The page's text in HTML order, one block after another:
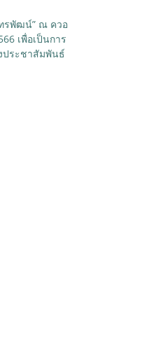
รพัฒน์” ณ ควอ
เพื่อเป็นการ
ประชาสัมพันธ์